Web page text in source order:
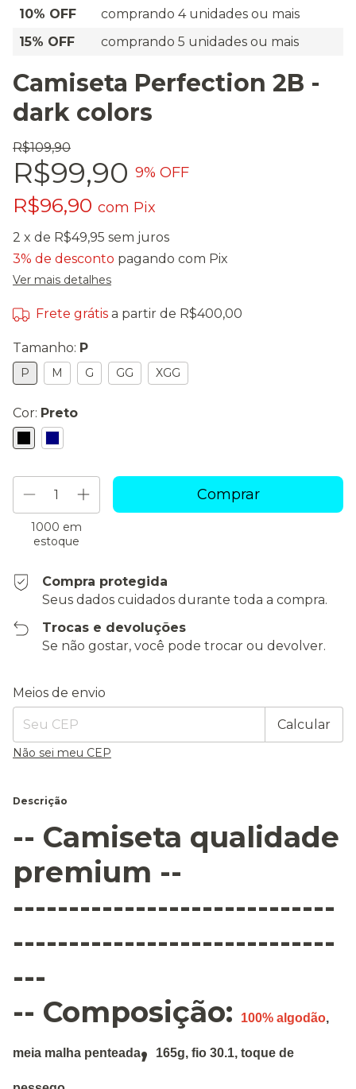
10% OFF
comprando 4 unidades ou mais
15% OFF
comprando 5 unidades ou mais
Camiseta Perfection 2B -
dark colors
R$109,90
R$99,90 9% OFF
R$96,90 com Pix
2 x de R$49,95 sem juros
3% de desconto pagando com Pix
Ver mais detalhes
Frete grátis a partir de R$400,00
Tamanho: P
P M G GG XGG
Cor: Preto
1000 em
estoque
Compra protegida
Seus dados cuidados durante toda a compra.
Trocas e devoluções
Se não gostar, você pode trocar ou devolver.
Entregas para o CEP:
Meios de envio
Calcular
Não sei meu CEP
Descrição
-- Camiseta qualidade
premium --
-----------------------------
-----------------------------
---
-- Composição:
100% algodão,
meia malha penteada, 165g, fio 30.1, toque de